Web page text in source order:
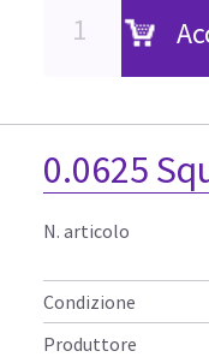
0.0625
N. articolo
Condizione
Produttore